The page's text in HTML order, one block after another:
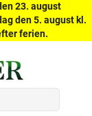
23. august
den 5. august kl.
ferien.